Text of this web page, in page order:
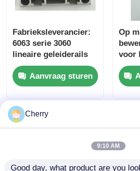
Profielen van aluminium
Aluminium extrusieprofielen voor
Fabrieksleverancier:
6063 serie 3060
lineaire geleiderails
van industrieel
geëxtrudeerd
aluminium profiel,
geschikt voor
werkbankframe-
apparatuur
Aanvraag sturen
Op
voor
Cherry
9:10 AM
Good day, what product are you